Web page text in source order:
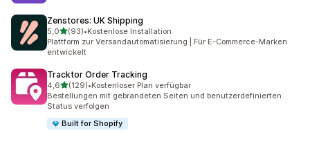
Zenstores: UK Shipping
5,0von 5 Sternen
(93)
93 Rezensionen insgesamt
•Kostenlose Installation
Plattform zur Versandautomatisierung | Für E-Commerce-Marken
entwickelt
Tracktor Order Tracking
4,6von 5 Sternen
(129)
129 Rezensionen insgesamt
•Kostenloser Plan verfügbar
Bestellungen mit gebrandeten Seiten und benutzerdefinierten
Status verfolgen
Built for Shopify